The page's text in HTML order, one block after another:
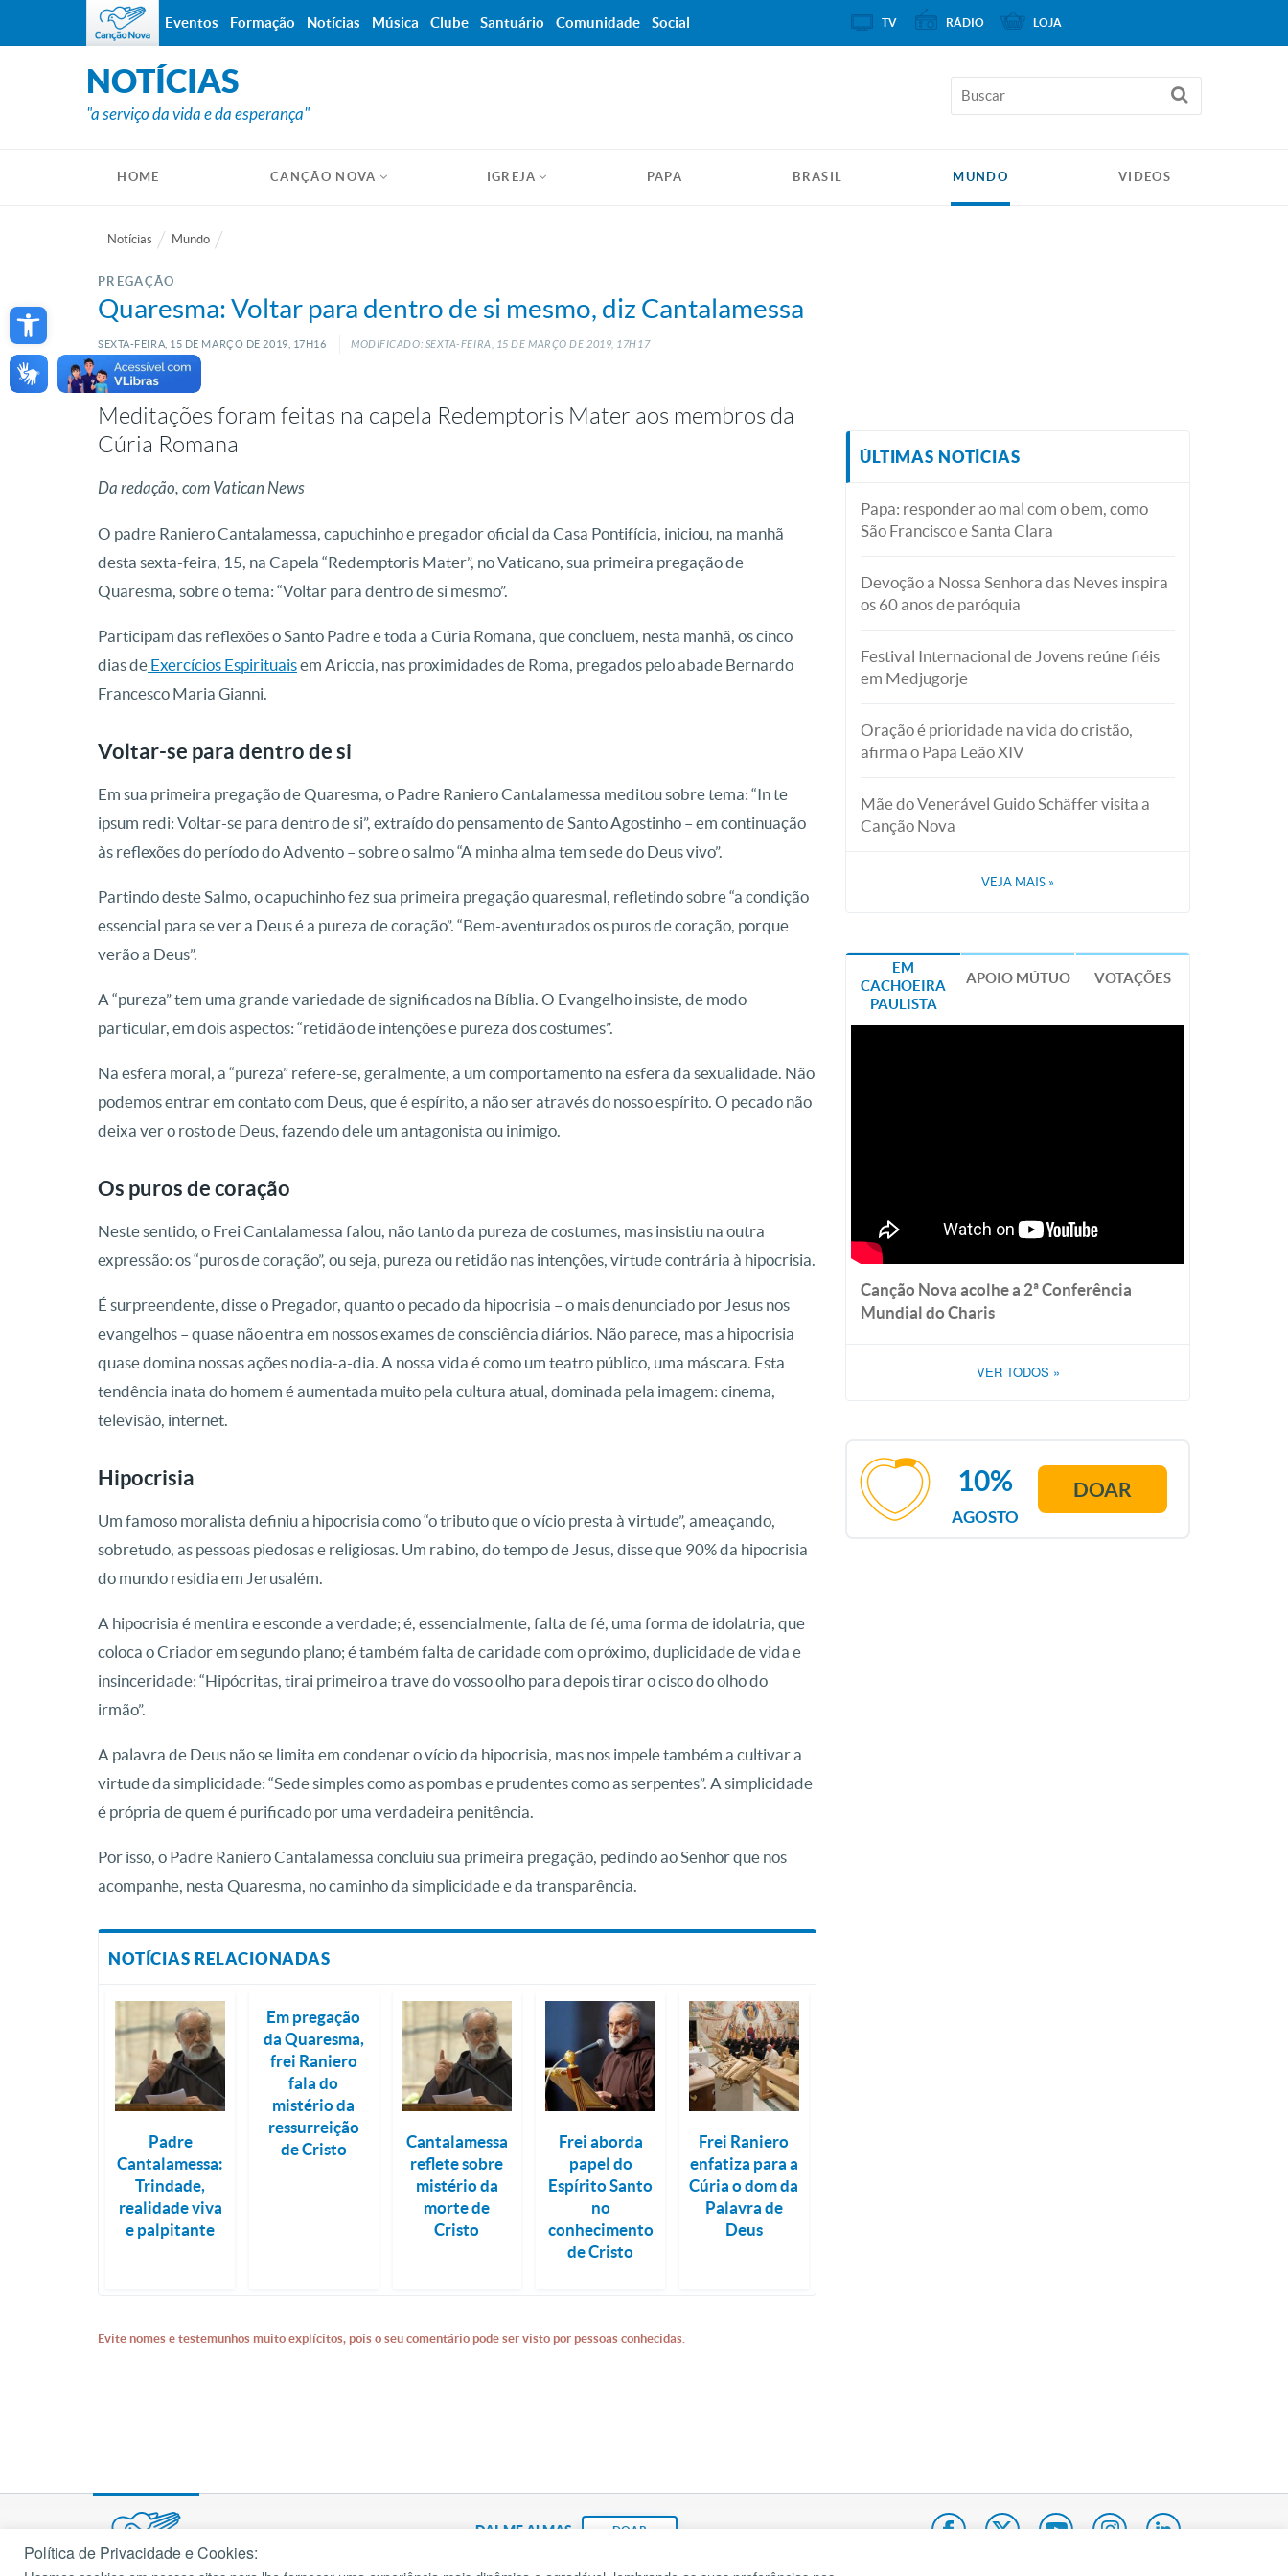
Open toolbar
NOTÍCIAS
"a serviço da vida e da esperança"
HOME CANÇÃO NOVA IGREJA PAPA BRASIL MUNDO VIDEOS
Notícias Mundo
PREGAÇÃO
Quaresma: Voltar para dentro de si mesmo, diz Cantalamessa
SEXTA-FEIRA, 15 DE MARÇO DE 2019, 17H16 MODIFICADO: SEXTA-FEIRA, 15 DEMARÇO DE2019, 17H17
Meditações foram feitas na capela Redemptoris Mater aos membros da
Cúria Romana
Da redação, com Vatican News
O padre Raniero Cantalamessa, capuchinho e pregador oficial da Casa Pontifícia, iniciou, na manhã
desta sexta-feira, 15, na Capela “Redemptoris Mater”, no Vaticano, sua primeira pregação de
Quaresma, sobre o tema: “Voltar para dentro de si mesmo”.
Participam das reflexões o Santo Padre e toda a Cúria Romana, que concluem, nesta manhã, os cinco
dias de Exercícios Espirituaisem Ariccia, nas proximidades de Roma, pregados pelo abade Bernardo
Francesco Maria Gianni.
Voltar-se para dentro de si
Em sua primeira pregação de Quaresma, o Padre Raniero Cantalamessa meditou sobre tema: “In te
ipsum redi: Voltar-se para dentro de si”, extraído do pensamento de Santo Agostinho – em continuação
às reflexões do período do Advento – sobre o salmo “A minha alma tem sede do Deus vivo”.
Partindo deste Salmo, o capuchinho fez sua primeira pregação quaresmal, refletindo sobre “a condição
essencial para se ver a Deus é a pureza de coração”. “Bem-aventurados os puros de coração, porque
verão a Deus”.
A “pureza” tem uma grande variedade de significados na Bíblia. O Evangelho insiste, de modo
particular, em dois aspectos: “retidão de intenções e pureza dos costumes”.
Na esfera moral, a “pureza” refere-se, geralmente, a um comportamento na esfera da sexualidade. Não
podemos entrar em contato com Deus, que é espírito, a não ser através do nosso espírito. O pecado não
deixa ver o rosto de Deus, fazendo dele um antagonista ou inimigo.
Os puros de coração
Neste sentido, o Frei Cantalamessa falou, não tanto da pureza de costumes, mas insistiu na outra
expressão: os “puros de coração”, ou seja, pureza ou retidão nas intenções, virtude contrária à hipocrisia.
É surpreendente, disse o Pregador, quanto o pecado da hipocrisia – o mais denunciado por Jesus nos
evangelhos – quase não entra em nossos exames de consciência diários. Não parece, mas a hipocrisia
quase domina nossas ações no dia-a-dia. A nossa vida é como um teatro público, uma máscara. Esta
tendência inata do homem é aumentada muito pela cultura atual, dominada pela imagem: cinema,
televisão, internet.
Hipocrisia
Um famoso moralista definiu a hipocrisia como “o tributo que o vício presta à virtude”, ameaçando,
sobretudo, as pessoas piedosas e religiosas. Um rabino, do tempo de Jesus, disse que 90% da hipocrisia
do mundo residia em Jerusalém.
A hipocrisia é mentira e esconde a verdade; é, essencialmente, falta de fé, uma forma de idolatria, que
coloca o Criador em segundo plano; é também falta de caridade com o próximo, duplicidade de vida e
insinceridade: “Hipócritas, tirai primeiro a trave do vosso olho para depois tirar o cisco do olho do
irmão”.
A palavra de Deus não se limita em condenar o vício da hipocrisia, mas nos impele também a cultivar a
virtude da simplicidade: “Sede simples como as pombas e prudentes como as serpentes”. A simplicidade
é própria de quem é purificado por uma verdadeira penitência.
Por isso, o Padre Raniero Cantalamessa concluiu sua primeira pregação, pedindo ao Senhor que nos
acompanhe, nesta Quaresma, no caminho da simplicidade e da transparência.
NOTÍCIAS RELACIONADAS
Padre
Cantalamessa:
Trindade,
realidade viva
e palpitante
Em pregação
da Quaresma,
frei Raniero
fala do
mistério da
ressurreição
de Cristo
Cantalamessa
reflete sobre
mistério da
morte de
Cristo
Frei aborda
papel do
Espírito Santo
no
conhecimento
de Cristo
Frei Raniero
enfatiza para a
Cúria o dom da
Palavra de
Deus
Evite nomes e testemunhos muito explícitos, pois o seu comentário pode ser visto por pessoas conhecidas.
ÚLTIMAS NOTÍCIAS
Papa: responder ao mal com o bem, como
São Francisco e Santa Clara
Devoção a Nossa Senhora das Neves inspira
os 60 anos de paróquia
Festival Internacional de Jovens reúne fiéis
em Medjugorje
Oração é prioridade na vida do cristão,
afirma o Papa Leão XIV
Mãe do Venerável Guido Schäffer visita a
Canção Nova
VEJA MAIS »
EM
CACHOEIRA
PAULISTA
APOIO MÚTUO VOTAÇÕES
Canção Nova acolhe a 2ª Conferência
Mundial do Charis
VER TODOS »
AGOSTO
10% DOAR
Eventos Formação Notícias Música Clube Santuário Comunidade Social TV RÁDIO LOJA
DAI-ME ALMAS DOAR
Política de Privacidade e Cookies: